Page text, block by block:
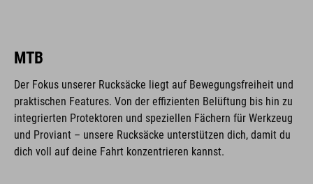
MTB
Der Fokus unserer Rucksäcke liegt auf Bewegungsfreiheit und
praktischen Features. Von der effizienten Belüftung bis hin zu
integrierten Protektoren und speziellen Fächern für Werkzeug
und Proviant – unsere Rucksäcke unterstützen dich, damit du
dich voll auf deine Fahrt konzentrieren kannst.